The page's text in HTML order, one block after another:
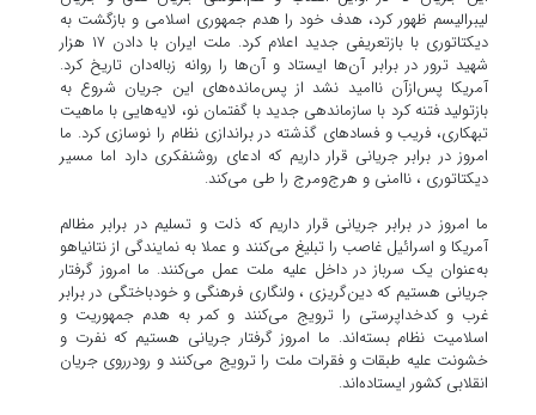
لیبرالیسم ظهور کرد، هدف خود را هدم جمهوری اسلامی و بازگشت به
دیکتاتوری با بازتعریفی جدید اعلام کرد. ملت ایران با دادن ۱۷ هزار
شهید ترور در برابر آن‌ها ایستاد و آن‌ها را روانه زباله‌دان تاریخ کرد.
آمریکا پس‌ازآن ناامید نشد از پس‌مانده‌های این جریان شروع به
بازتولید فتنه کرد با سازماندهی جدید با گفتمان نو، لایه‌هایی با ماهیت
تبهکاری، فریب و فسادهای گذشته در براندازی نظام را نوسازی کرد. ما
امروز در برابر جریانی قرار داریم که ادعای روشنفکری دارد اما مسیر
دیکتاتوری ، ناامنی و هرج‌ومرج را طی می‌کند.
ما امروز در برابر جریانی قرار داریم که ذلت و تسلیم در برابر مظالم
آمریکا و اسرائیل غاصب را تبلیغ می‌کنند و عملا به نمایندگی از نتانیاهو
به‌عنوان یک سرباز در داخل علیه ملت عمل می‌کنند. ما امروز گرفتار
جریانی هستیم که دین‌گریزی ، ولنگاری فرهنگی و خودباختگی در برابر
غرب و کدخداپرستی را ترویج می‌کنند و کمر به هدم جمهوریت و
اسلامیت نظام بسته‌اند. ما امروز گرفتار جریانی هستیم که نفرت و
خشونت علیه طبقات و فقرات ملت را ترویج می‌کنند و رودرروی جریان
انقلابی کشور ایستاده‌اند.